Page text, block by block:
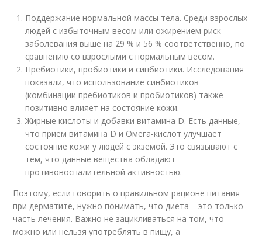
Поддержание нормальной массы тела. Среди взрослых
людей с избыточным весом или ожирением риск
заболевания выше на 29 % и 56 % соответственно, по
сравнению со взрослыми с нормальным весом.
Пребиотики, пробиотики и синбиотики. Исследования
показали, что использование синбиотиков
(комбинации пребиотиков и пробиотиков) также
позитивно влияет на состояние кожи.
Жирные кислоты и добавки витамина D. Есть данные,
что прием витамина D и Омега-кислот улучшает
состояние кожи у людей с экземой. Это связывают с
тем, что данные вещества обладают
противовоспалительной активностью.
Поэтому, если говорить о правильном рационе питания
при дерматите, нужно понимать, что диета – это только
часть лечения. Важно не зацикливаться на том, что
можно или нельзя употреблять в пищу, а